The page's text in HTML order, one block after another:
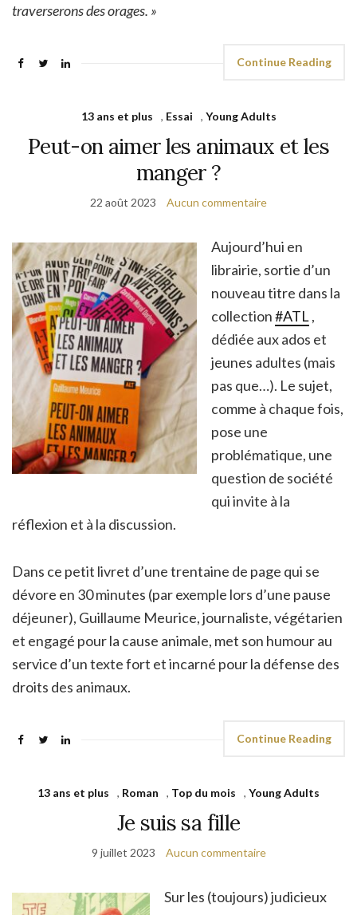
traverserons des orages. »
Continue Reading
13 ans et plus , Essai , Young Adults
Peut-on aimer les animaux et les
manger ?
22 août 2023 Aucun commentaire
Aujourd’hui en
librairie, sortie d’un
nouveau titre dans la
collection#ATL ,
dédiée aux ados et
jeunes adultes (mais
pas que…). Le sujet,
comme à chaque fois,
pose une
problématique, une
question de société
qui invite à la
réflexion et à la discussion.
Dans ce petit livret d’une trentaine de page qui se
dévore en 30 minutes (par exemple lors d’une pause
déjeuner), Guillaume Meurice, journaliste, végétarien
et engagé pour la cause animale, met son humour au
service d’un texte fort et incarné pour la défense des
droits des animaux.
Continue Reading
13 ans et plus , Roman , Top du mois , Young Adults
Je suis sa fille
9 juillet 2023 Aucun commentaire
Sur les (toujours) judicieux